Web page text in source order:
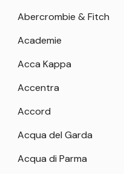
Abercrombie & Fitch
Academie
Acca Kappa
Accentra
Accord
Acqua del Garda
Acqua di Parma